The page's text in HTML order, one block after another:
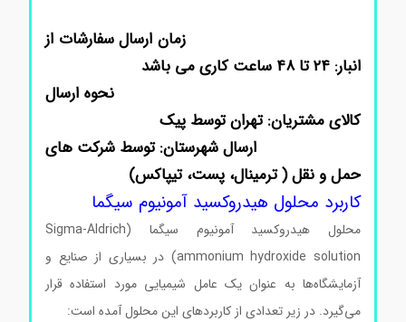
زمان ارسال سفارشات از
انبار: ۲۴ تا ۴۸ ساعت کاری می باشد
نحوه ارسال
کالای مشتریان: تهران توسط پیک
ارسال شهرستان: توسط شرکت های
حمل و نقل ( ترمینال، پست، تیپاکس)
کاربرد محلول هیدروکسید آمونیوم سیگما
محلول هیدروکسید آمونیوم سیگما (Sigma-Aldrich
ammonium hydroxide solution) در بسیاری از صنایع و
آزمایشگاه‌ها به عنوان یک عامل شیمیایی مورد استفاده قرار
می‌گیرد. در زیر تعدادی از کاربردهای این محلول آمده است: